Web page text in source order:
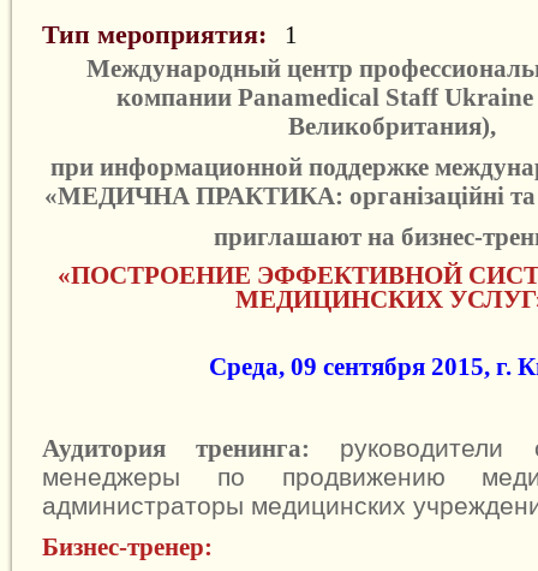
Тип мероприятия: 1
Международный центр
компании Panamedical Staff
Великобритания),
при информационной поддержке
«МЕДИЧНА ПРАКТИКА: організаційні та
приглашают на бизнес-
«ПОСТРОЕНИЕ ЭФФЕКТИВНОЙ
МЕДИЦИНСКИХ
Среда, 09 сентября 2015, г.
Аудитория тренинга: руководители
менеджеры по продвижению
администраторы медицинских
Бизнес-тренер: